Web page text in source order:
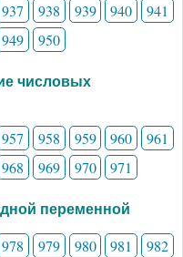
937 938 939 940
941
949 950
числовых
957 958 959 960
961
968 969 970 971
переменной
978 979 980 981
982